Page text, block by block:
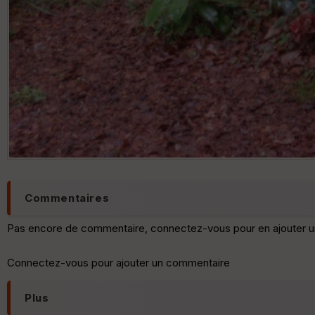
Commentaires
Pas encore de commentaire, connectez-vous pour en ajouter
Connectez-vous pour ajouter un commentaire
Plus